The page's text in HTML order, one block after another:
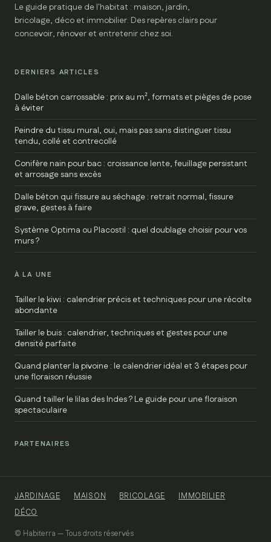
Le guide pratique de l'habitat : maison, jardin,
bricolage, déco et immobilier. Des repères clairs pour
concevoir, rénover et entretenir chez soi.
DERNIERS ARTICLES
Dalle béton carrossable : prix au m², formats et pièges de pose
à éviter
Peindre du tissu mural, oui, mais pas sans distinguer tissu
tendu, collé et contrecollé
Conifère nain pour bac : croissance lente, feuillage persistant
et arrosage sans excès
Dalle béton qui fissure au séchage : retrait normal, fissure
grave, gestes à faire
Système Optima ou Placostil : quel doublage choisir pour vos
murs ?
À LA UNE
Tailler le kiwi : calendrier précis et techniques pour une récolte
abondante
Tailler le buis : calendrier, techniques et gestes pour une
densité parfaite
Quand planter la pivoine : le calendrier idéal et 3 étapes pour
une floraison réussie
Quand tailler le lilas des Indes ? Le guide pour une floraison
spectaculaire
PARTENAIRES
JARDINAGE MAISON BRICOLAGE
IMMOBILIER
DÉCO
© Habiterra — Tous droits réservés